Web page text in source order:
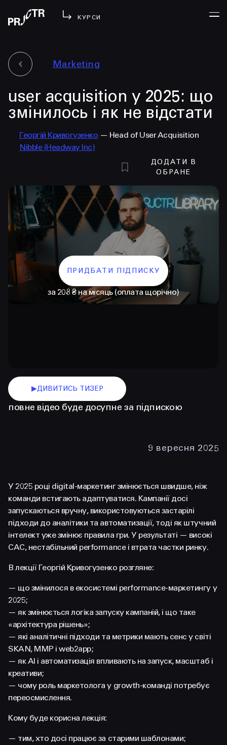
КУРСИ
МЕНЮ
у проджі
бібліотека
менторство
lezo
вийти
УВІЙТИ
+38 099 236 68 38
hello@prjctr.com
Marketing
user acquisition у 2025: що
змінилось і як не відстати
Георгій Кривогузенко — Head of User Acquisition
Nibble (Headway Inc)
ДОДАТИ В
ОБРАНЕ
ПРИДБАТИ ПІДПИСКУ
за 208 ₴ на місяць (оплата щорічно)
▶ДИВИТИСЬ ТИЗЕР
повне відео буде досупне за підпискою
9 вересня 2025
У 2025 році digital-маркетинг змінюється швидше, ніж
команди встигають адаптуватися. Кампанії досі
запускаються вручну, використовуються застарілі
підходи до аналітики та автоматизації, тоді як штучний
інтелект уже змінює правила гри. У результаті — високі
CAC, нестабільний performance і втрата частки ринку.
В лекції Георгій Кривогузенко розгляне:
— що змінилося в екосистемі performance-маркетингу у
2025;
— як змінюється логіка запуску кампаній, і що таке
«архітектура рішень»;
— які аналітичні підходи та метрики мають сенс у світі
SKAN, MMP і web2app;
— як AI і автоматизація впливають на запуск, масштаб і
креативи;
— чому роль маркетолога у growth-команді потребує
переосмислення.
Кому буде корисна лекція:
— тим, хто досі працює за старими шаблонами;